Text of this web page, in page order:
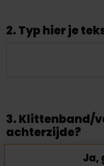
2. Typ hier je
3. Klittenband/
achterzijde?
Ja,